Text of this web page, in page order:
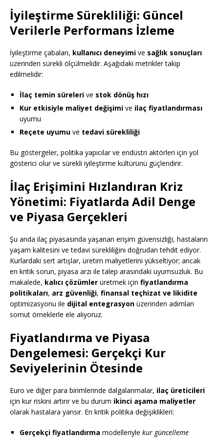
İyileştirme Sürekliliği: Güncel
Verilerle Performans İzleme
İyileştirme çabaları, kullanıcı deneyimi ve sağlık sonuçları
üzerinden sürekli ölçülmelidir. Aşağıdaki metrikler takip
edilmelidir:
İlaç temin süreleri ve stok dönüş hızı
Kur etkisiyle maliyet değişimi ve ilaç fiyatlandırması
uyumu
Reçete uyumu ve tedavi sürekliliği
Bu göstergeler, politika yapıcılar ve endüstri aktörleri için yol
gösterici olur ve sürekli iyileştirme kültürünü güçlendirir.
İlaç Erişimini Hızlandıran Kriz
Yönetimi: Fiyatlarda Adil Denge
ve Piyasa Gerçekleri
Şu anda ilaç piyasasında yaşanan erişim güvensizliği, hastaların
yaşam kalitesini ve tedavi sürekliliğini doğrudan tehdit ediyor.
Kurlardaki sert artışlar, üretim maliyetlerini yükseltiyor; ancak
en kritik sorun, piyasa arzı ile talep arasındaki uyumsuzluk. Bu
makalede, kalıcı çözümler üretmek için fiyatlandırma
politikaları, arz güvenliği, finansal teçhizat ve likidite
optimizasyonu ile dijital entegrasyon üzerinden adımları
somut örneklerle ele alıyoruz.
Fiyatlandırma ve Piyasa
Dengelemesi: Gerçekçi Kur
Seviyelerinin Ötesinde
Euro ve diğer para birimlerinde dalgalanmalar, ilaç üreticileri
için kur riskini artırır ve bu durum ikinci aşama maliyetler
olarak hastalara yansır. En kritik politika değişiklikleri:
Gerçekçi fiyatlandırma modelleriyle kur güncelleme